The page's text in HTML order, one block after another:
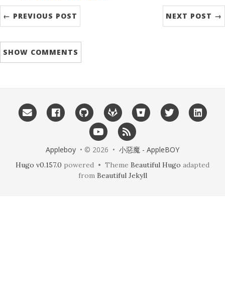
← PREVIOUS POST NEXT POST →
SHOW COMMENTS
Appleboy • © 2026 • 小惡魔 - AppleBOY
Hugo v0.157.0 powered • Theme Beautiful Hugo adapted
from Beautiful Jekyll